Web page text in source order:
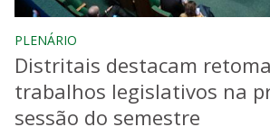
PLENÁRIO
Distritais destacam
trabalhos legislativos na
sessão do semestre